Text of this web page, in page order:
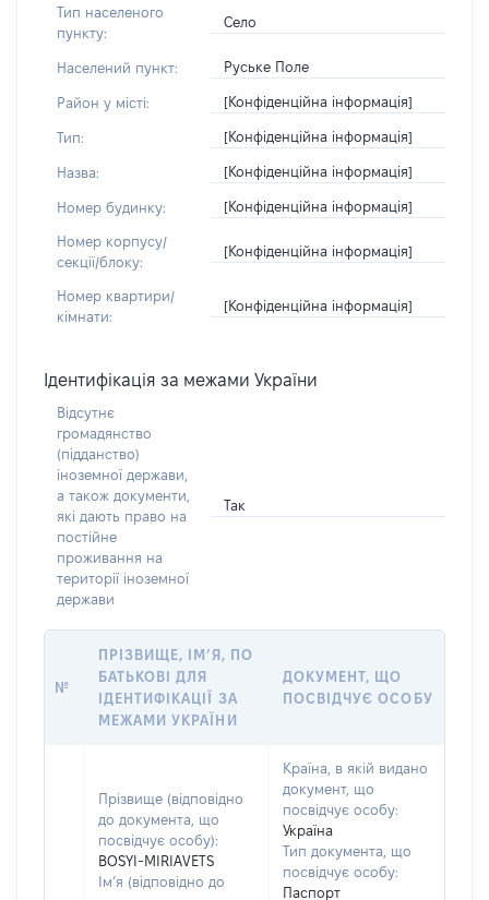
Тип населеного
пункту:
Село
Населений пункт: Руське Поле
Район у місті: [Конфіденційна інформація]
Тип: [Конфіденційна інформація]
Назва: [Конфіденційна інформація]
Номер будинку: [Конфіденційна інформація]
Номер корпусу/
секції/блоку:
[Конфіденційна інформація]
Номер квартири/
кімнати:
[Конфіденційна інформація]
Ідентифікація за межами України
Відсутнє
громадянство
(підданство)
іноземної держави,
а також документи,
які дають право на
постійне
проживання на
території іноземної
держави
Так
№
ПРІЗВИЩЕ, ІМ’Я, ПО
БАТЬКОВІ ДЛЯ
ІДЕНТИФІКАЦІЇ ЗА
МЕЖАМИ УКРАЇНИ
ДОКУМЕНТ, ЩО
ПОСВІДЧУЄ ОСОБУ
Прізвище (відповідно
до документа, що
посвідчує особу):
BOSYI-MIRIAVETS
Ім’я (відповідно до
Країна, в якій видано
документ, що
посвідчує особу:
Україна
Тип документа, що
посвідчує особу:
Паспорт